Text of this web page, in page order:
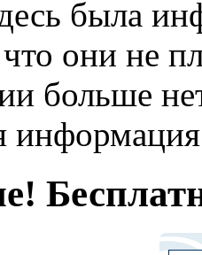
была
они не
больше